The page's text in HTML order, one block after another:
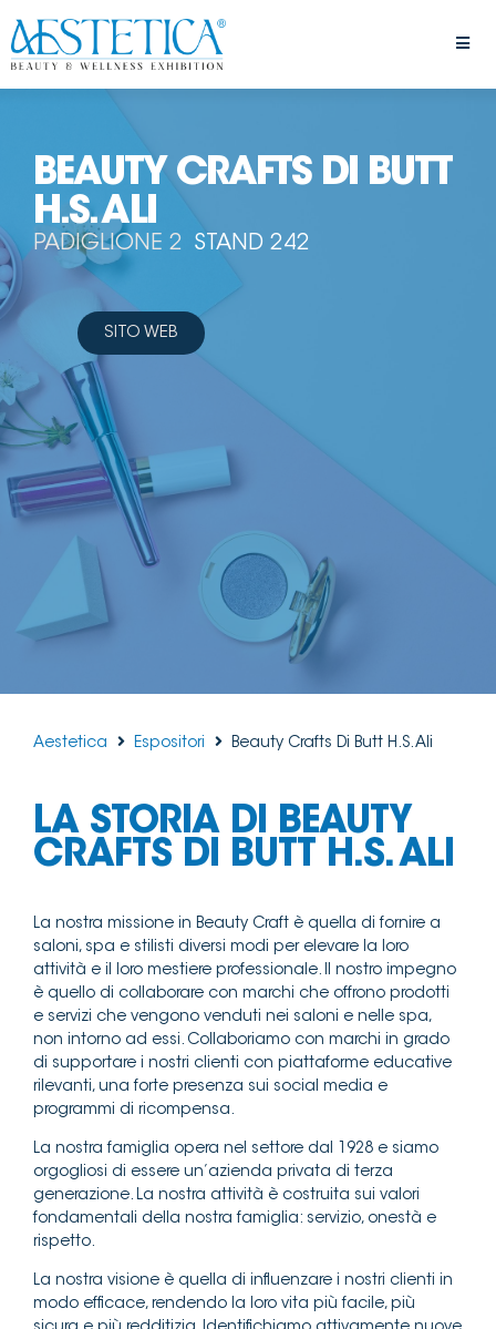
BEAUTY CRAFTS DI BUTT
H.S. ALI
PADIGLIONE 2 STAND 242
SITO WEB
Aestetica Espositori Beauty Crafts Di Butt H.S. Ali
LA STORIA DI BEAUTY
CRAFTS DI BUTT H.S. ALI
La nostra missione in Beauty Craft è quella di fornire a
saloni, spa e stilisti diversi modi per elevare la loro
attività e il loro mestiere professionale. Il nostro impegno
è quello di collaborare con marchi che offrono prodotti
e servizi che vengono venduti nei saloni e nelle spa,
non intorno ad essi. Collaboriamo con marchi in grado
di supportare i nostri clienti con piattaforme educative
rilevanti, una forte presenza sui social media e
programmi di ricompensa.
La nostra famiglia opera nel settore dal 1928 e siamo
orgogliosi di essere un’azienda privata di terza
generazione. La nostra attività è costruita sui valori
fondamentali della nostra famiglia: servizio, onestà e
rispetto.
La nostra visione è quella di influenzare i nostri clienti in
modo efficace, rendendo la loro vita più facile, più